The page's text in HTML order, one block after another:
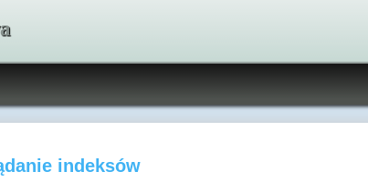
indeksów